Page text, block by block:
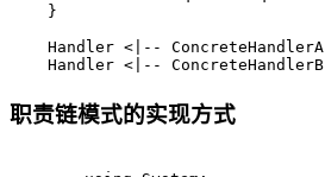
    }
    Handler <|-- ConcreteHandlerA
    Handler <|-- ConcreteHandlerB
职责链模式的实现方式